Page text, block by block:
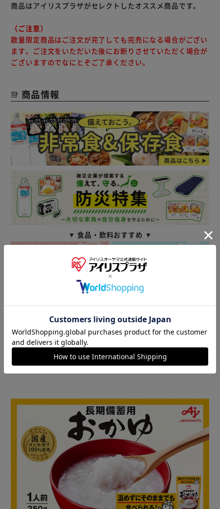
商品はアイリスプラザがセレクトしたオススメ商品です。
（ご注意）
数量限定商品はご注文が完了しても完売になる場合がござい
ます。ご注文をいただいた後にお断りさせていただく場合が
ございますのでなにとぞご了承ください。
商品情報
▼ 食品・飲料おすすめ ▼